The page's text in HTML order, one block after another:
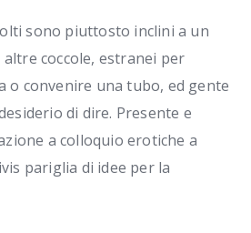
sono piuttosto inclini a un
coccole, estranei per
o convenire una tubo, ed gente
di dire. Presente e
a colloquio erotiche a
pariglia di idee per la